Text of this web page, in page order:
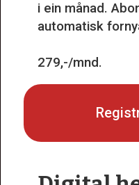
i ein månad.
automatisk
279,-/mnd.